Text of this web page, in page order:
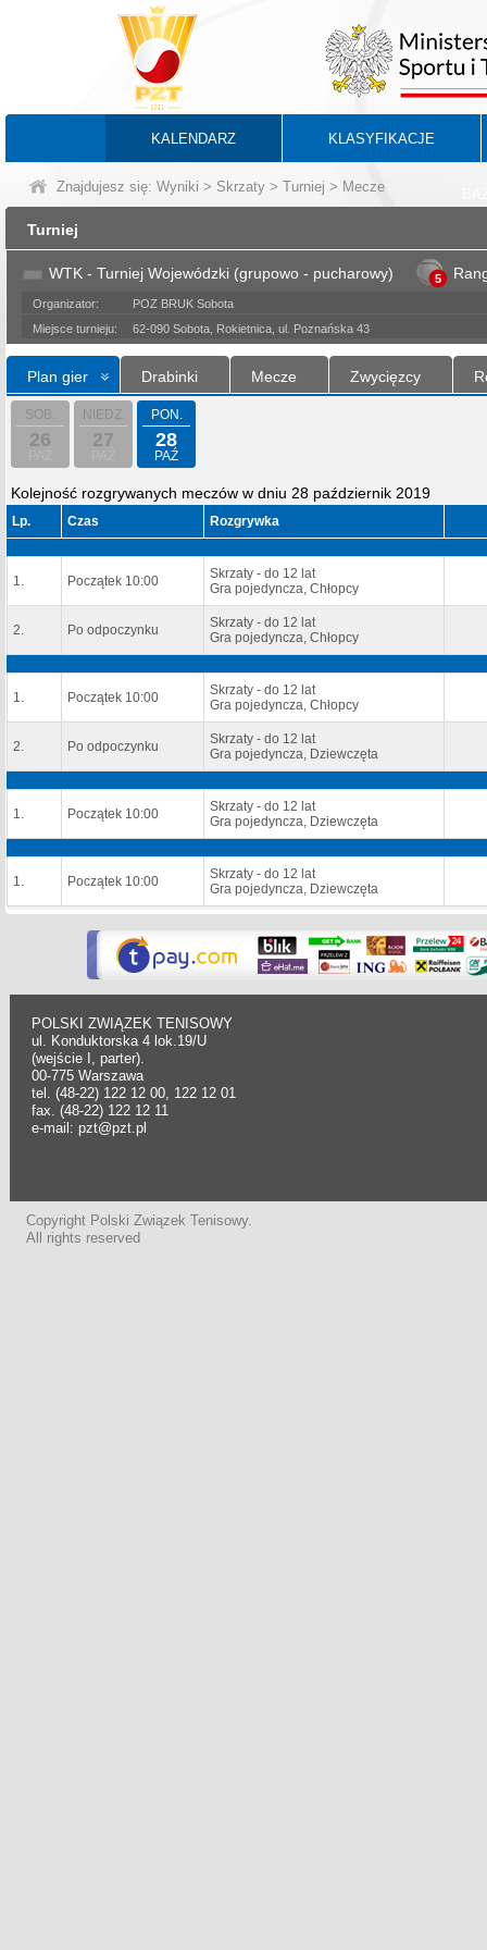
KALENDARZ KLASYFIKACJE
Znajdujesz się: Wyniki > Skrzaty > Turniej > Mecze
Turniej
WTK - Turniej Wojewódzki (grupowo - pucharowy) 5
Organizator:
POZ BRUK Sobota
Miejsce turnieju:
62-090 Sobota, Rokietnica, ul. Poznańska 43
Plan gier Drabinki Mecze Zwycięzcy
SOB.
26
NIEDZ.
27
PON.
28
PAŹ
Kolejność rozgrywanych meczów w dniu 28 październik 2019
Lp. Czas Rozgrywka
1. Początek 10:00
Skrzaty - do 12 lat
Gra pojedyncza, Chłopcy
2. Po odpoczynku
Skrzaty - do 12 lat
Gra pojedyncza, Chłopcy
1. Początek 10:00
Skrzaty - do 12 lat
Gra pojedyncza, Chłopcy
2. Po odpoczynku
Skrzaty - do 12 lat
Gra pojedyncza, Dziewczęta
1. Początek 10:00
Skrzaty - do 12 lat
Gra pojedyncza, Dziewczęta
1. Początek 10:00
Skrzaty - do 12 lat
Gra pojedyncza, Dziewczęta
POLSKI ZWIĄZEK TENISOWY
ul. Konduktorska 4 lok.19/U
(wejście I, parter).
00-775 Warszawa
tel. (48-22) 122 12 00, 122 12 01
fax. (48-22) 122 12 11
e-mail: pzt@pzt.pl
Copyright Polski Związek Tenisowy.
All rights reserved